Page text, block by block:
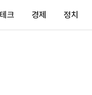
크 경제 정치